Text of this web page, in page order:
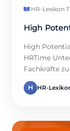
HR-Lexikon·
High
High
HRTime
Fachkräfte
sogenannte
beitragen.
H HR-